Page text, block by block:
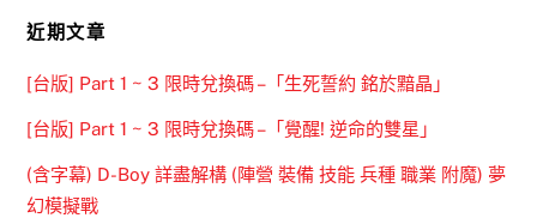
近期文章
[台版] Part 1 ~ 3 限時兌換碼 –「生死誓約 銘於黯晶」
[台版] Part 1 ~ 3 限時兌換碼 –「覺醒! 逆命的雙星」
(含字幕) D-Boy 詳盡解構 (陣營 裝備 技能 兵種 職業 附魔) 夢
幻模擬戰